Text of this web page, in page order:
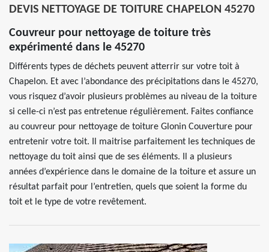
DEVIS NETTOYAGE DE TOITURE CHAPELON 45270
Couvreur pour nettoyage de toiture très
expérimenté dans le 45270
Différents types de déchets peuvent atterrir sur votre toit à
Chapelon. Et avec l’abondance des précipitations dans le 45270,
vous risquez d’avoir plusieurs problèmes au niveau de la toiture
si celle-ci n’est pas entretenue régulièrement. Faites confiance
au couvreur pour nettoyage de toiture Glonin Couverture pour
entretenir votre toit. Il maitrise parfaitement les techniques de
nettoyage du toit ainsi que de ses éléments. Il a plusieurs
années d’expérience dans le domaine de la toiture et assure un
résultat parfait pour l’entretien, quels que soient la forme du
toit et le type de votre revêtement.